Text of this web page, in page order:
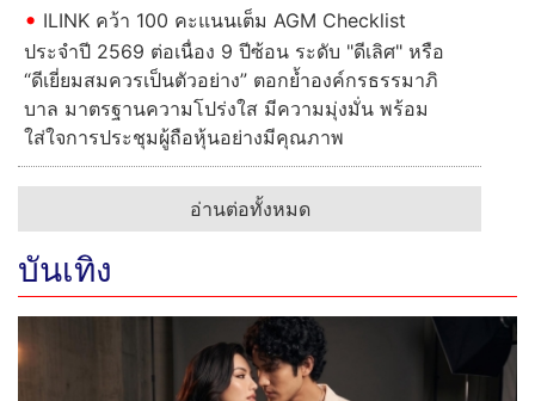
ILINK คว้า 100 คะแนนเต็ม AGM Checklist
ประจำปี 2569 ต่อเนื่อง 9 ปีซ้อน ระดับ "ดีเลิศ" หรือ
“ดีเยี่ยมสมควรเป็นตัวอย่าง” ตอกย้ำองค์กรธรรมาภิ
บาล มาตรฐานความโปร่งใส มีความมุ่งมั่น พร้อม
ใส่ใจการประชุมผู้ถือหุ้นอย่างมีคุณภาพ
อ่านต่อทั้งหมด
บันเทิง